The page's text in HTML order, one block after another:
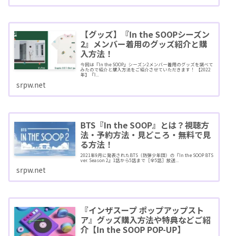
【グッズ】『In the SOOPシーズン
2』メンバー着用のグッズ紹介と購
入方法！
今回は『In the SOOP』シーズン2メンバー着用のグッズを調べて
みたので紹介と購入方法をご紹介させていただきます！ 【2022
年】『I...
srpw.net
BTS『In the SOOP』とは？視聴方
法・予約方法・見どころ・無料で見
る方法！
2021年9月に発表されたBTS（防弾少年団）の『In the SOOP BTS
ver. Season 2』1話から5話まで［全5話］放送...
srpw.net
『インザスープ ポップアップスト
ア』グッズ購入方法や特典などご紹
介【In the SOOP POP-UP】